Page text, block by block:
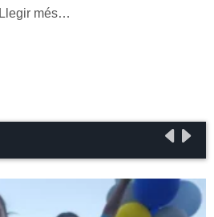
Llegir més…